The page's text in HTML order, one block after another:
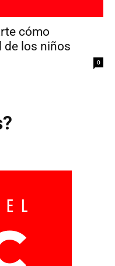
cómo
de los niños
0